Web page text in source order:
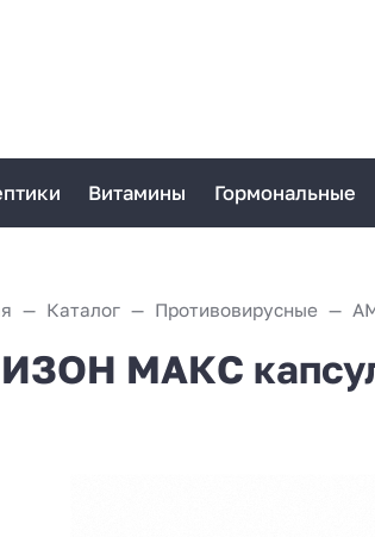
Витамины Гормональные
Каталог Противовирусные
МАКС